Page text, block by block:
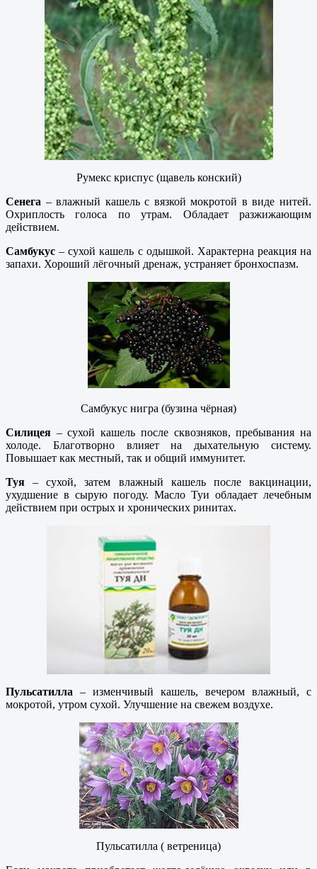
Румекс криспус (щавель конский)
Сенега – влажный кашель с вязкой мокротой в виде нитей.
Охриплость голоса по утрам. Обладает разжижающим
действием.
Самбукус – сухой кашель с одышкой. Характерна реакция на
запахи. Хороший лёгочный дренаж, устраняет бронхоспазм.
Самбукус нигра (бузина чёрная)
Силицея – сухой кашель после сквозняков, пребывания на
холоде. Благотворно влияет на дыхательную систему.
Повышает как местный, так и общий иммунитет.
Туя– сухой, затем влажный кашель после вакцинации,
ухудшение в сырую погоду. Масло Туи обладает лечебным
действием при острых и хронических ринитах.
Пульсатилла – изменчивый кашель, вечером влажный, с
мокротой, утром сухой. Улучшение на свежем воздухе.
Пульсатилла ( ветреница)